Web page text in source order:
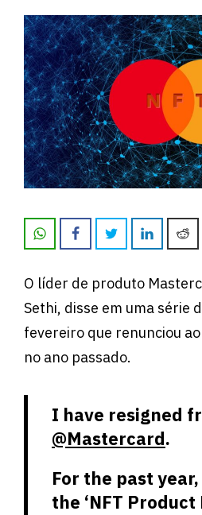
O líder de produto
Sethi, disse em uma série
fevereiro que renunciou
no ano passado.
I have resigned
@Mastercard.
For the past
the ‘NFT Product